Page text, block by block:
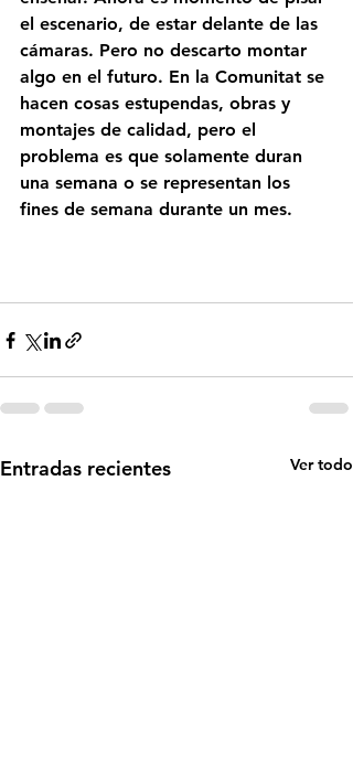
el escenario, de estar delante de las
cámaras. Pero no descarto montar
algo en el futuro. En la Comunitat se
hacen cosas estupendas, obras y
montajes de calidad, pero el
problema es que solamente duran
una semana o se representan los
fines de semana durante un mes.
Entradas recientes Ver todo